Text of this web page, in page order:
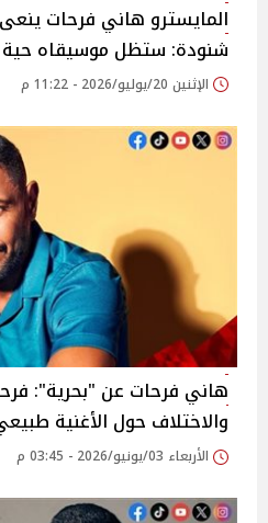
المايسترو هاني فرحات
شنودة: ستظل موسيقاه حية
الإثنين 20/يوليو/2026 - 11:22 م
هاني فرحات عن "بحرية":
والاختلاف حول الأغنية
الأربعاء 03/يونيو/2026 - 03:45 م